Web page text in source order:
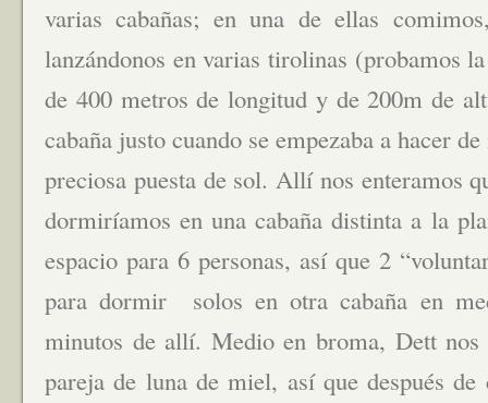
varias cabañas; en una de ellas
lanzándonos en varias tirolinas (probamos
de 400 metros de longitud y de 200m de
cabaña justo cuando se empezaba a hacer
preciosa puesta de sol. Allí nos enteramos
dormiríamos en una cabaña distinta a la
espacio para 6 personas, así que 2
para dormir solos en otra cabaña en
minutos de allí. Medio en broma, Dett
pareja de luna de miel, así que después